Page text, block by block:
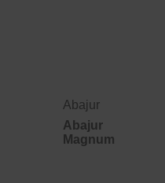
Abajur
Abajur
Magnum